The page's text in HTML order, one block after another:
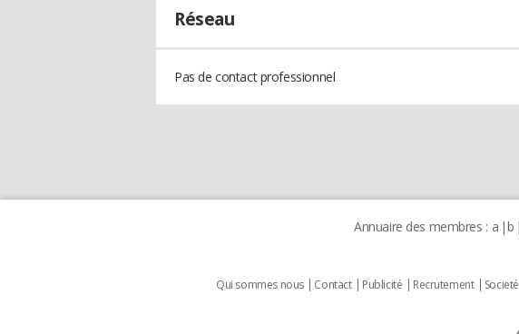
Réseau
Pas de contact professionnel
Annuaire des membres : a b
Qui sommes nous Contact Publicité Recrutement Societé